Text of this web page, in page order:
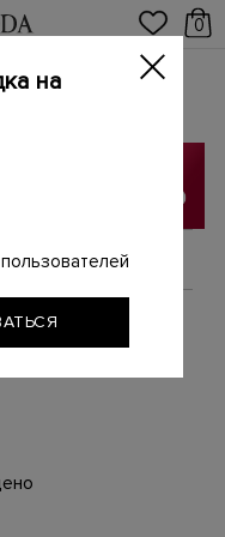
0
СОРТИРОВАТЬ
на